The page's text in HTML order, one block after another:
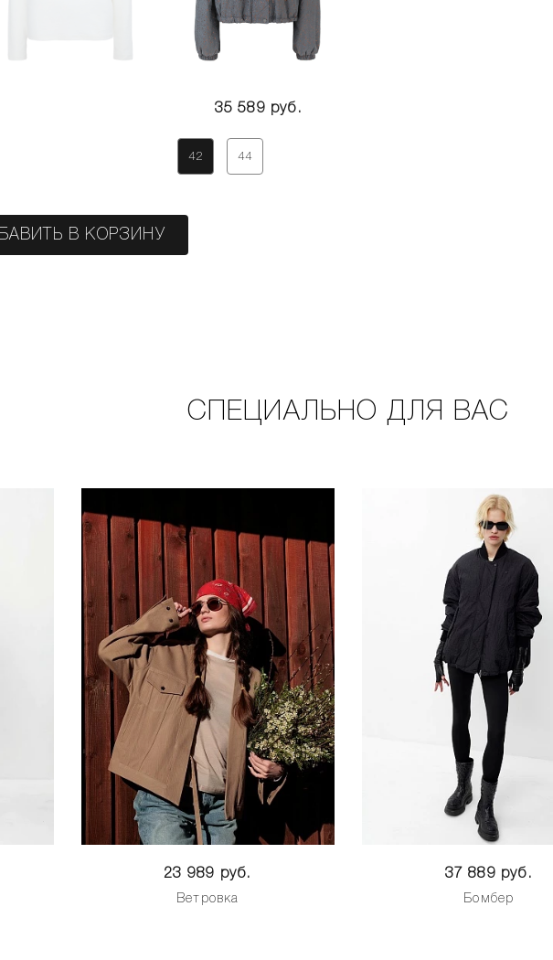
35 589 руб.
42 44
В КОРЗИНУ
СПЕЦИАЛЬНО ДЛЯ ВАС
23 989 руб.
Ветровка
37 889 руб.
Бомбер